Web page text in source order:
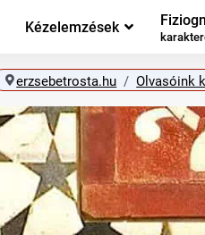
Kézelemzések
erzsebetrosta.hu Olvasóink